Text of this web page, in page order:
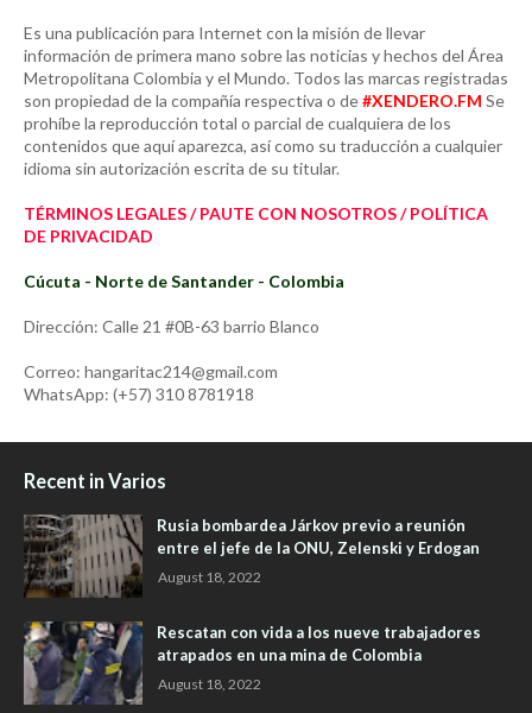
Es una publicación para Internet con la misión de llevar
información de primera mano sobre las noticias y hechos del Área
Metropolitana Colombia y el Mundo. Todos las marcas registradas
son propiedad de la compañía respectiva o de#XENDERO.FM Se
prohíbe la reproducción total o parcial de cualquiera de los
contenidos que aquí aparezca, así como su traducción a cualquier
idioma sin autorización escrita de su titular.
TÉRMINOS LEGALES / PAUTE CON NOSOTROS / POLÍTICA
DE PRIVACIDAD
Cúcuta - Norte de Santander - Colombia
Dirección: Calle 21 #0B-63 barrio Blanco
Correo: hangaritac214@gmail.com
WhatsApp: (+57) 310 8781918
Recent in Varios
Rusia bombardea Járkov previo a reunión
entre el jefe de la ONU, Zelenski y Erdogan
August 18, 2022
Rescatan con vida a los nueve trabajadores
atrapados en una mina de Colombia
August 18, 2022